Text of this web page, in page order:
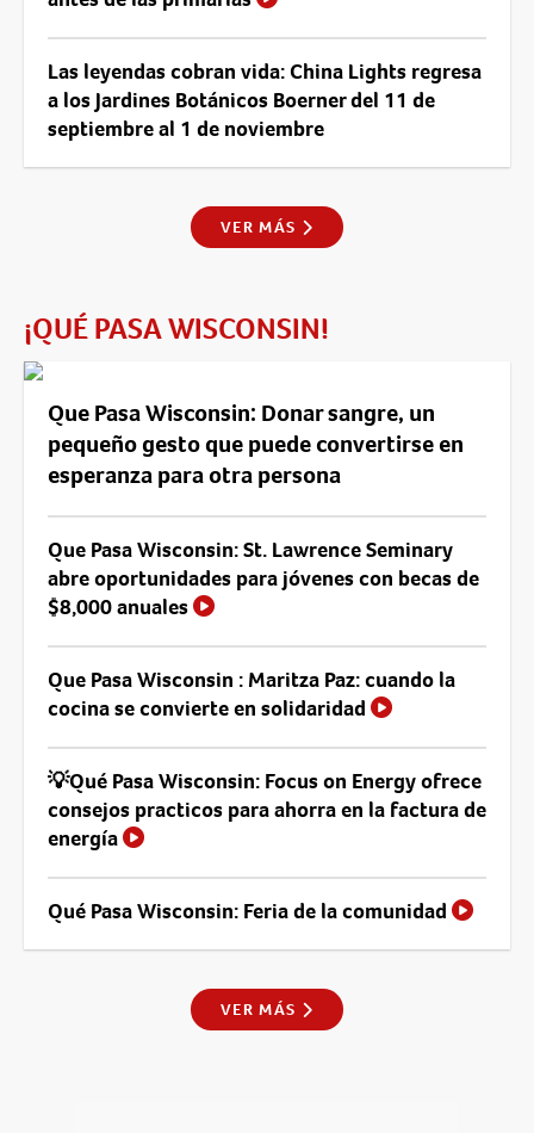
Las leyendas cobran vida: China Lights regresa
a los Jardines Botánicos Boerner del 11 de
septiembre al 1 de noviembre
VER MÁS
¡QUÉ PASA WISCONSIN!
Que Pasa Wisconsin: Donar sangre, un
pequeño gesto que puede convertirse en
esperanza para otra persona
Que Pasa Wisconsin: St. Lawrence Seminary
abre oportunidades para jóvenes con becas de
$8,000 anuales
Que Pasa Wisconsin : Maritza Paz: cuando la
cocina se convierte en solidaridad
💡Qué Pasa Wisconsin: Focus on Energy ofrece
consejos practicos para ahorra en la factura de
energía
Qué Pasa Wisconsin: Feria de la comunidad
VER MÁS